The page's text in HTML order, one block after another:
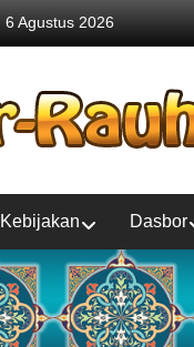
6 Agustus 2026
Kebijakan Dasbor